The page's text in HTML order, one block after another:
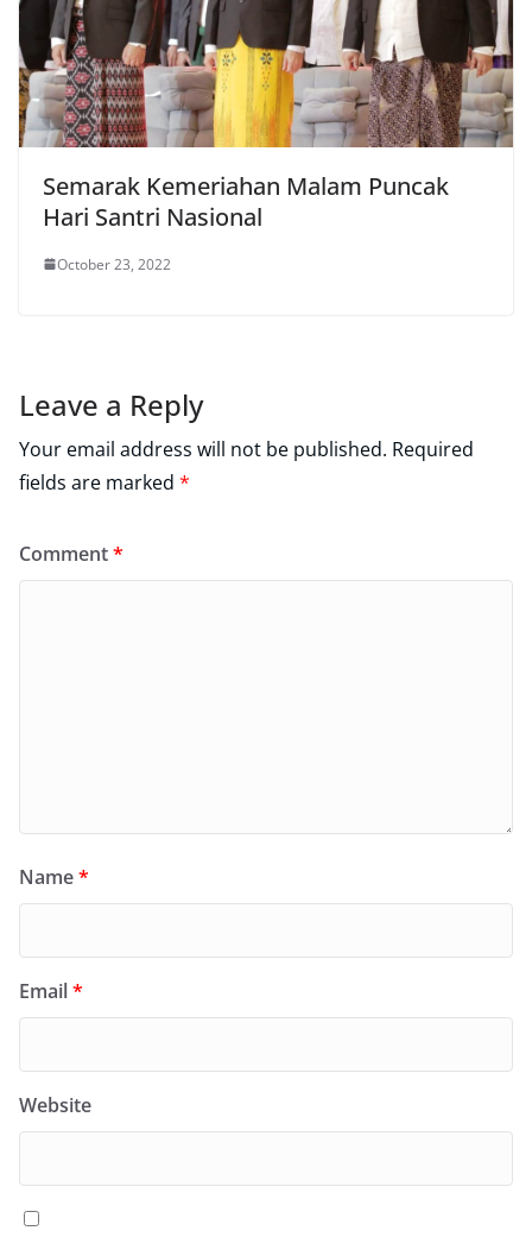
Semarak Kemeriahan Malam Puncak
Hari Santri Nasional
October 23, 2022
Leave a Reply
Your email address will not be published. Required
fields are marked *
Comment*
Name*
Email*
Website